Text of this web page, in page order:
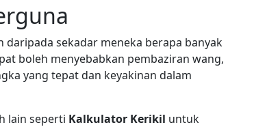
sekadar meneka berapa banyak
boleh menyebabkan pembaziran wang,
yang tepat dan keyakinan dalam
lain seperti Kalkulator Kerikil untuk